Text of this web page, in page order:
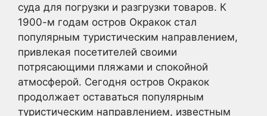
суда для погрузки и разгрузки товаров. К
1900-м годам остров Окракок стал
популярным туристическим направлением,
привлекая посетителей своими
потрясающими пляжами и спокойной
атмосферой. Сегодня остров Окракок
продолжает оставаться популярным
туристическим направлением, известным